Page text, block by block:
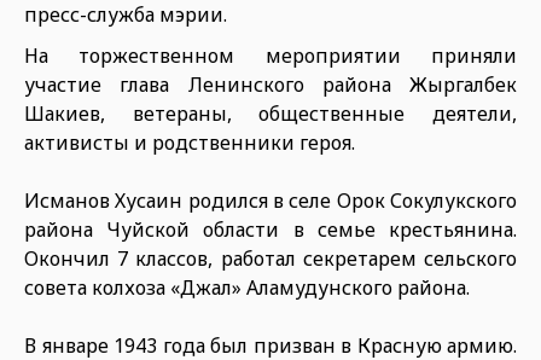
пресс-служба мэрии.
На торжественном мероприятии приняли
участие глава Ленинского района Жыргалбек
Шакиев, ветераны, общественные деятели,
активисты и родственники героя.
Исманов Хусаин родился в селе Орок Сокулукского
района Чуйской области в семье крестьянина.
Окончил 7 классов, работал секретарем сельского
совета колхоза «Джал» Аламудунского района.
В январе 1943 года был призван в Красную армию.